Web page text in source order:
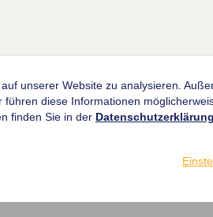
2004-2026 Goethe-Universität Frankfurt am
unserer Website zu analysieren.
diese Informationen
finden Sie in der Datenschutzerklärung